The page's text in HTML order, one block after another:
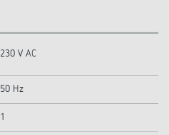
230 V AC
50 Hz
1